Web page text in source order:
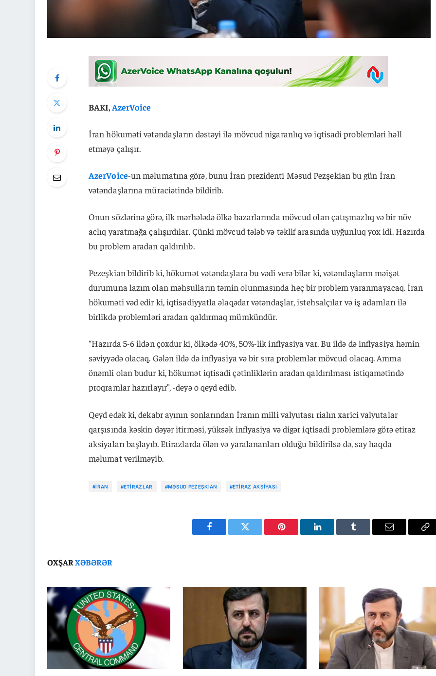
BAKI, AzerVoice
İran hökuməti vətəndaşların dəstəyi ilə mövcud nigaranlıq və iqtisadi problemləri həll
etməyə çalışır.
AzerVoice-un məlumatına görə, bunu İran prezidenti Məsud Pezşekian bu gün İran
vətəndaşlarına müraciətində bildirib.
Onun sözlərinə görə, ilk mərhələdə ölkə bazarlarında mövcud olan çatışmazlıq və bir növ
aclıq yaratmağa çalışırdılar. Çünki mövcud tələb və təklif arasında uyğunluq yox idi. Hazırda
bu problem aradan qaldırılıb.
Pezeşkian bildirib ki, hökumət vətəndaşlara bu vədi verə bilər ki, vətəndaşların məişət
durumuna lazım olan məhsulların təmin olunmasında heç bir problem yaranmayacaq. İran
hökuməti vəd edir ki, iqtisadiyyatla əlaqədar vətəndaşlar, istehsalçılar və iş adamları ilə
birlikdə problemləri aradan qaldırmaq mümkündür.
“Hazırda 5-6 ildən çoxdur ki, ölkədə 40%, 50%-lik inflyasiya var. Bu ildə də inflyasiya həmin
səviyyədə olacaq. Gələn ildə də inflyasiya və bir sıra problemlər mövcud olacaq. Amma
önəmli olan budur ki, hökumət iqtisadi çətinliklərin aradan qaldırılması istiqamətində
proqramlar hazırlayır”, -deyə o qeyd edib.
Qeyd edək ki, dekabr ayının sonlarından İranın milli valyutası rialın xarici valyutalar
qarşısında kəskin dəyər itirməsi, yüksək inflyasiya və digər iqtisadi problemlərə görə etiraz
aksiyaları başlayıb. Etirazlarda ölən və yaralananları olduğu bildirilsə də, say haqda
məlumat verilməyib.
#İRAN #ETIRAZLAR #MƏSUD PEZEŞKIAN #ETIRAZ AKSIYASI
Facebook Twitter Pinterest LinkedIn Tumblr Email
OXŞARXƏBƏRƏR